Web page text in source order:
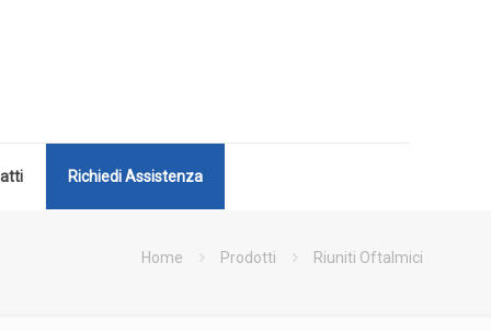
Richiedi Assistenza
Home Prodotti Riuniti Oftalmici